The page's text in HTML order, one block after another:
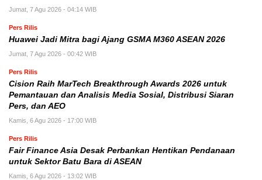
Jumat, 7 Agu 2026 - 04:14 WIB
Pers Rilis
Huawei Jadi Mitra bagi Ajang GSMA M360 ASEAN 2026
Jumat, 7 Agu 2026 - 00:42 WIB
Pers Rilis
Cision Raih MarTech Breakthrough Awards 2026 untuk
Pemantauan dan Analisis Media Sosial, Distribusi Siaran
Pers, dan AEO
Kamis, 6 Agu 2026 - 17:00 WIB
Pers Rilis
Fair Finance Asia Desak Perbankan Hentikan Pendanaan
untuk Sektor Batu Bara di ASEAN
Kamis, 6 Agu 2026 - 13:02 WIB